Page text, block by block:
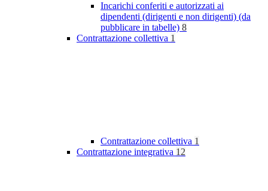
Incarichi conferiti e autorizzati ai
dipendenti (dirigenti e non dirigenti) (da
pubblicare in tabelle) 8
Contrattazione collettiva 1
Contrattazione collettiva 1
Contrattazione integrativa 12